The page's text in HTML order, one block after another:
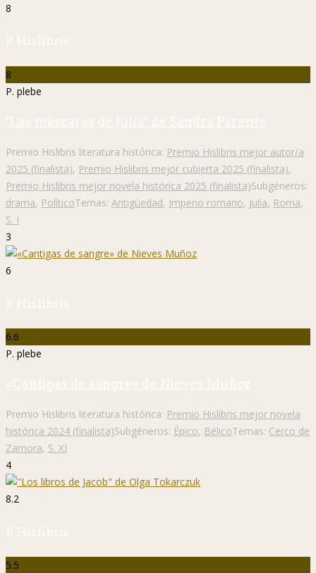
8
P. Hislibris
8
P. plebe
"Las máscaras de Julia" de Sandra Parente
Premio Hislibris literatura histórica: Premio Hislibris mejor autor/a
2025 (finalista), Premio Hislibris mejor cubierta 2025 (finalista),
Premio Hislibris mejor novela histórica 2025 (finalista)Subgéneros:
drama, PolíticoTemas: Antigüedad, Imperio romano, Julia, Roma,
S. I
3
6
P. Hislibris
6.6
P. plebe
«Cantigas de sangre» de Nieves Muñoz
Premio Hislibris literatura histórica: Premio Hislibris mejor novela
histórica 2024 (finalista)Subgéneros: Épico, BélicoTemas: Cerco de
Zamora, S. XI
4
8.2
P. Hislibris
5.5